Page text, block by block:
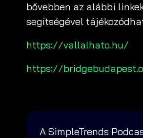
bővebben az alábbi
segítségével
https://vallalhato.hu/
https://
A SimpleTrends